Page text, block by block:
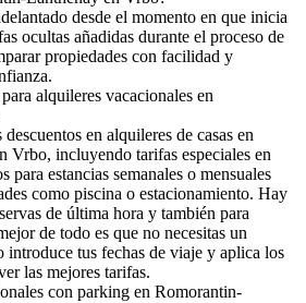
desde el momento en que inicia
ocultas añadidas durante el proceso de
propiedades con facilidad y
alquileres vacacionales en
en alquileres de casas en
Vrbo, incluyendo tarifas especiales en
para estancias semanales o mensuales
como piscina o estacionamiento. Hay
de última hora y también para
de todo es que no necesitas un
introduce tus fechas de viaje y aplica los
las mejores tarifas.
con parking en Romorantin-